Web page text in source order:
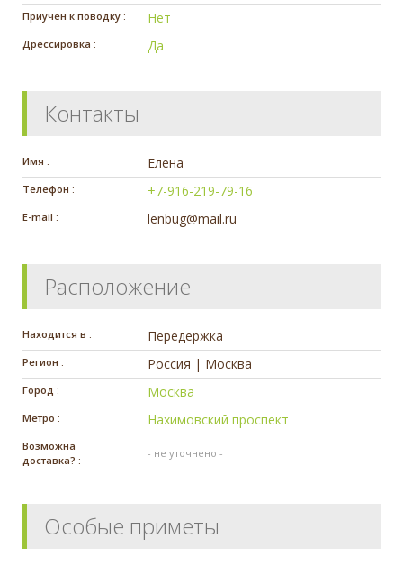
Приучен к поводку : Нет
Дрессировка : Да
Контакты
Имя : Елена
Телефон : +7-916-219-79-16
E-mail : lenbug@mail.ru
Расположение
Находится в : Передержка
Регион : Россия | Москва
Город : Москва
Метро : Нахимовский проспект
Возможна
доставка? :
- не уточнено -
Особые приметы